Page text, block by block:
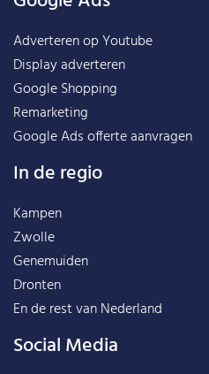
Adverteren op Youtube
Display adverteren
Google Shopping
Remarketing
Google Ads offerte aanvragen
In de regio
Kampen
Zwolle
Genemuiden
Dronten
En de rest vanNederland
Social Media